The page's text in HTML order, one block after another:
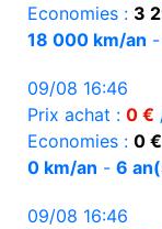
Economies : 3
18 000 km/an -
09/08 16:46
Prix achat : 0 €
Economies : 0
0 km/an - 6
09/08 16:46